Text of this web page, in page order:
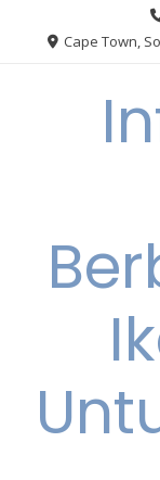
Cape Town,